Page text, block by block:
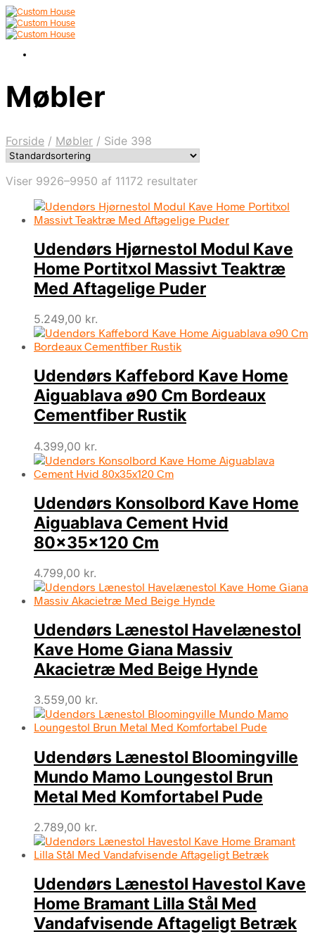
Møbler
Forside / Møbler / Side 398
Viser 9926–9950 af 11172 resultater
Udendørs Hjørnestol Modul Kave
Home Portitxol Massivt Teaktræ
Med Aftagelige Puder
5.249,00 kr.
Udendørs Kaffebord Kave Home
Aiguablava ø90 Cm Bordeaux
Cementfiber Rustik
4.399,00 kr.
Udendørs Konsolbord Kave Home
Aiguablava Cement Hvid
80x35x120 Cm
4.799,00 kr.
Udendørs Lænestol Havelænestol
Kave Home Giana Massiv
Akacietræ Med Beige Hynde
3.559,00 kr.
Udendørs Lænestol Bloomingville
Mundo Mamo Loungestol Brun
Metal Med Komfortabel Pude
2.789,00 kr.
Udendørs Lænestol Havestol Kave
Home Bramant Lilla Stål Med
Vandafvisende Aftageligt Betræk